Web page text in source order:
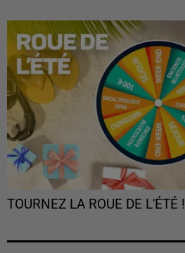
TOURNEZ LA ROUE DE L'ÉTÉ !